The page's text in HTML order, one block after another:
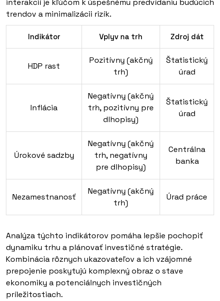
interakcií je kľúčom k úspešnému predvídaniu budúcich
trendov a minimalizácii rizík.
Indikátor Vplyv na trh Zdroj dát
HDP rast
Pozitívny (akčný
trh)
Štatistický
úrad
Inflácia
Negatívny (akčný
trh, pozitívny pre
dlhopisy)
Štatistický
úrad
Úrokové sadzby
Negatívny (akčný
trh, negatívny
pre dlhopisy)
Centrálna
banka
Nezamestnanosť
Negatívny (akčný
trh)
Úrad práce
Analýza týchto indikátorov pomáha lepšie pochopiť
dynamiku trhu a plánovať investičné stratégie.
Kombinácia rôznych ukazovateľov a ich vzájomné
prepojenie poskytujú komplexný obraz o stave
ekonomiky a potenciálnych investičných
príležitostiach.